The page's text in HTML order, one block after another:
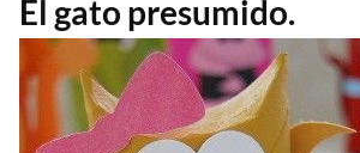
El gato presumido.